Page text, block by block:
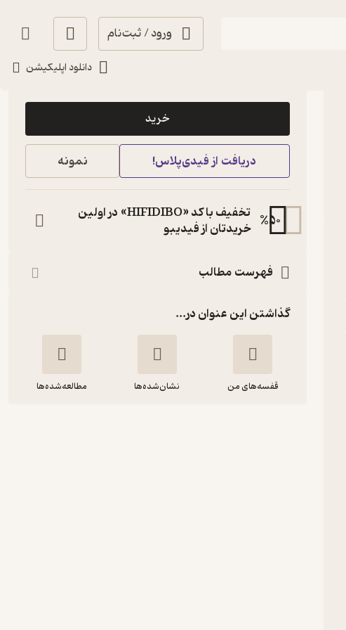
ورود / ثبت‌نام
دانلود اپلیکیشن
28,000
خرید
دریافت از فیدی‌پلاس! نمونه
%50
تخفیف با کد «HIFIDIBO» در اولین
خریدتان از فیدیبو
فهرست مطالب
گذاشتن این عنوان در...
قفسه‌های من نشان‌شده‌ها مطالعه‌شده‌ها